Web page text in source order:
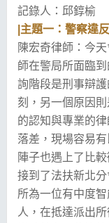
記錄人：邱錞榆
|主題一：警察違
陳宏奇律師：今
師在警局所面臨
詢階段是刑事辯
刻，另一個原因
的認知與專業的
落差，現場容易
陣子也遇上了比
接到了法扶新北
所為一位有中度
人，在抵達派出